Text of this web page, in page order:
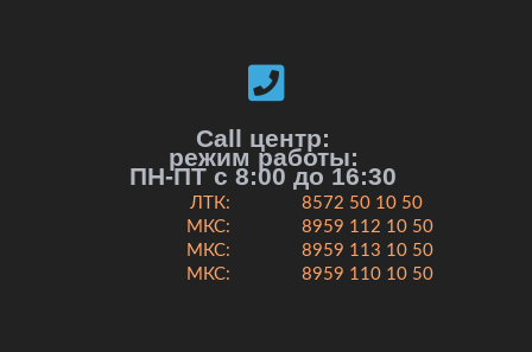
Call центр:
режим работы:
ПН-ПТ с 8:00 до 16:30
ЛТК:
МКС:
МКС:
МКС:
8572 50 10 50
8959 112 10 50
8959 113 10 50
8959 110 10 50